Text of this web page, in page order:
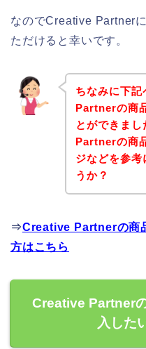
なのでCreative Partner
ただけると幸いです。
ちなみに下
Partnerの商
とができま
Partnerの商
ジなどを参考
うか？
⇒Creative Partnerの商
方はこちら
Creative Partner
入した